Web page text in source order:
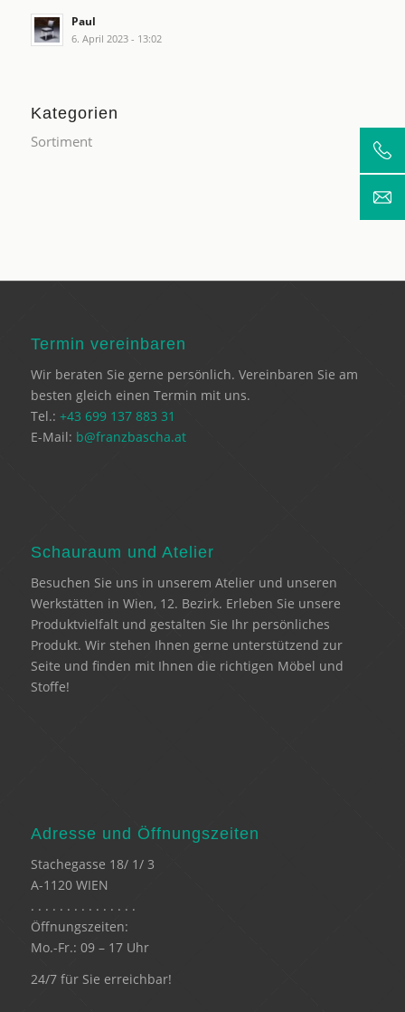
Paul
6. April 2023 - 13:02
Kategorien
Sortiment
Termin vereinbaren
Wir beraten Sie gerne persönlich. Vereinbaren Sie am
besten gleich einen Termin mit uns.
Tel.: +43 699 137 883 31
E-Mail: b@franzbascha.at
Schauraum und Atelier
Besuchen Sie uns in unserem Atelier und unseren
Werkstätten in Wien, 12. Bezirk. Erleben Sie unsere
Produktvielfalt und gestalten Sie Ihr persönliches
Produkt. Wir stehen Ihnen gerne unterstützend zur
Seite und finden mit Ihnen die richtigen Möbel und
Stoffe!
Adresse und Öffnungszeiten
Stachegasse 18/ 1/ 3
A-1120 WIEN
. . . . . . . . . . . . . . .
Öffnungszeiten:
Mo.-Fr.: 09 – 17 Uhr
24/7 für Sie erreichbar!